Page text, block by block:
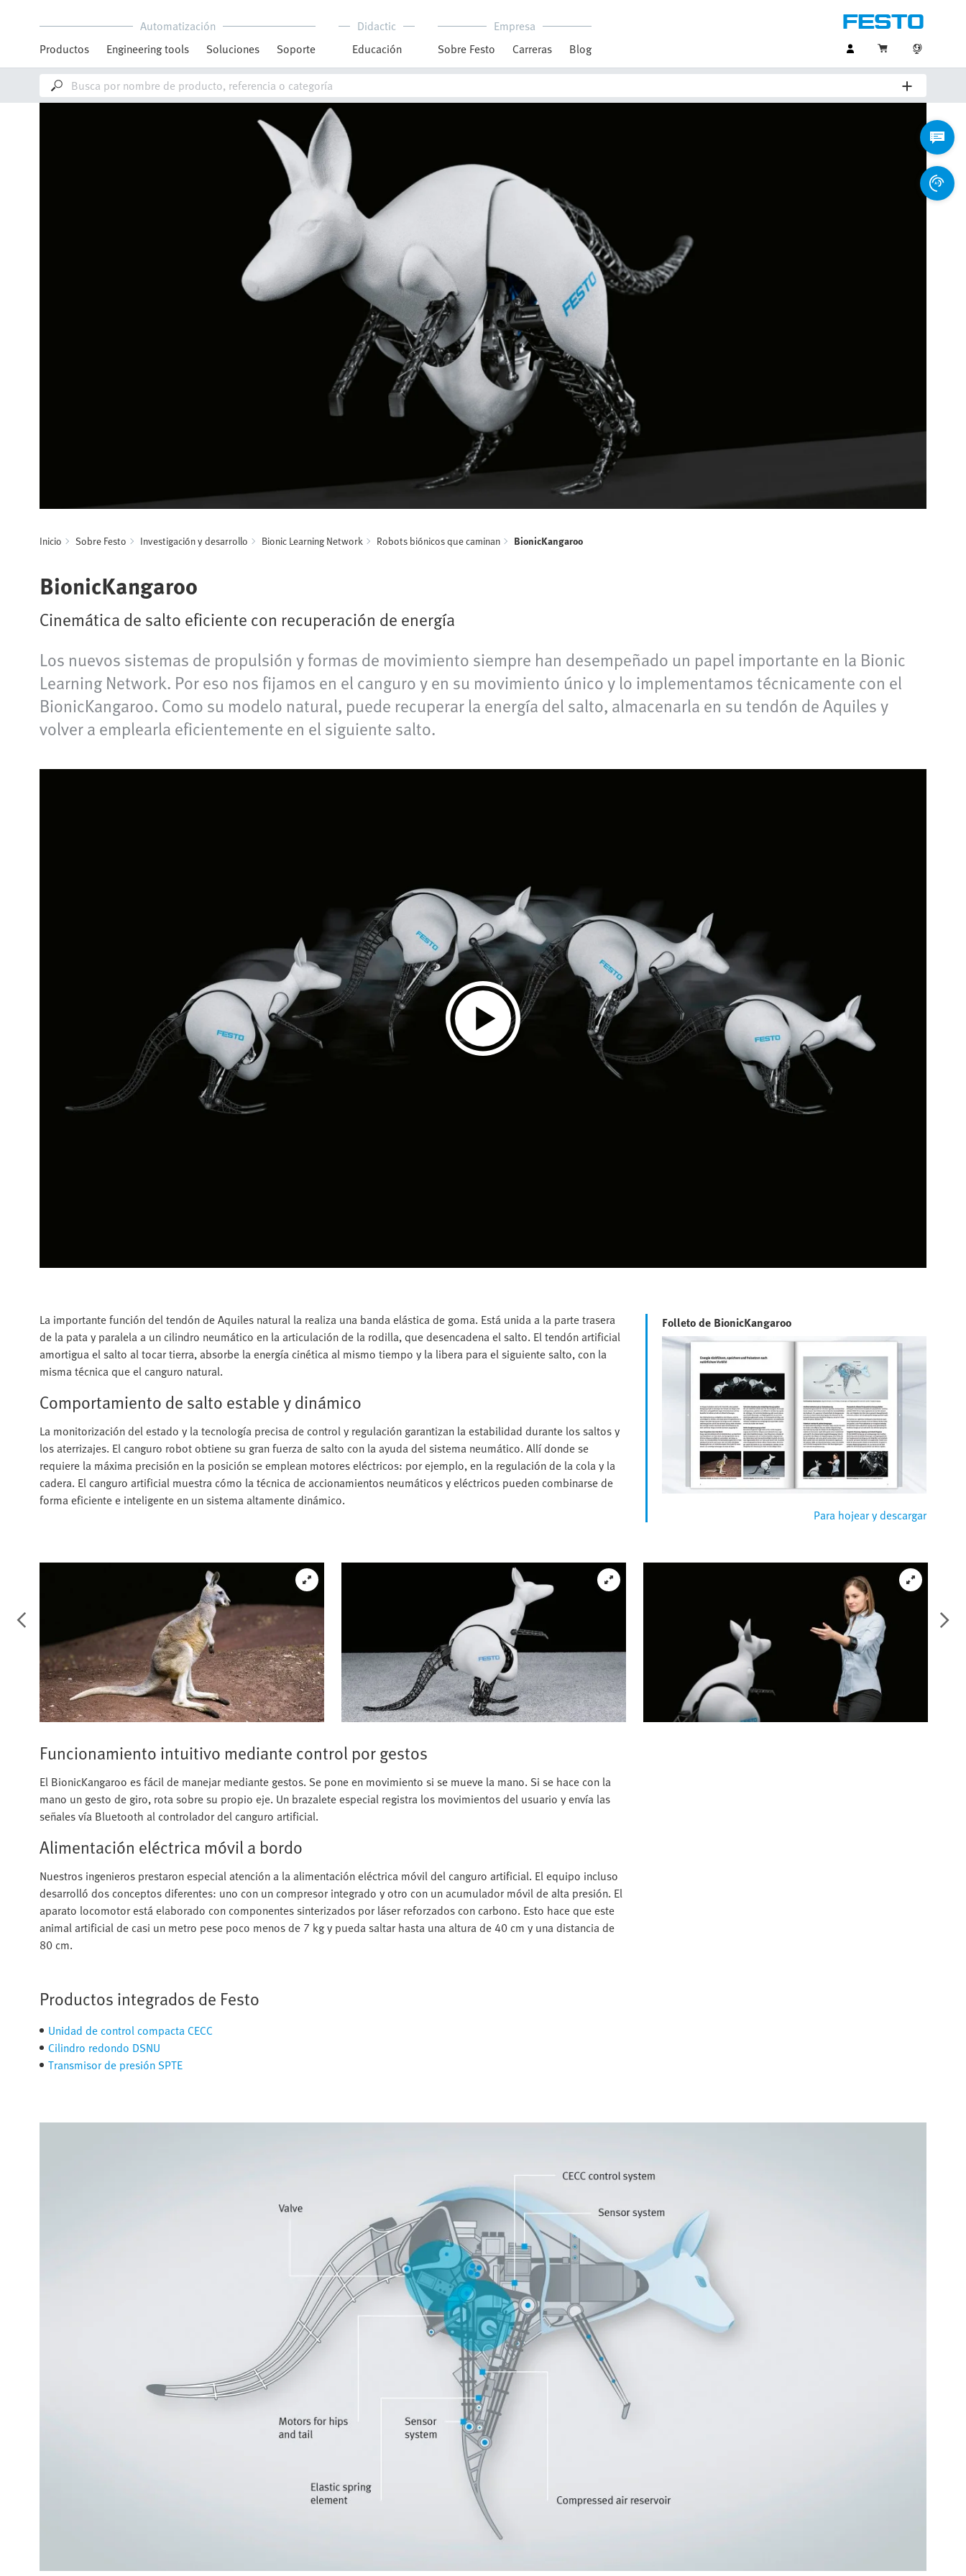
Automatización
Productos
Engineering tools Soluciones Soporte
Didactic
Educación
Empresa
Sobre Festo
Carreras Blog
Inicio Sobre Festo Investigación y desarrollo Bionic Learning Network Robots biónicos que caminan BionicKangaroo
BionicKangaroo
Cinemática de salto eficiente con recuperación de energía
Los nuevos sistemas de propulsión y formas de movimiento siempre han desempeñado un papel importante en la Bionic
Learning Network. Por eso nos fijamos en el canguro y en su movimiento único y lo implementamos técnicamente con el
BionicKangaroo. Como su modelo natural, puede recuperar la energía del salto, almacenarla en su tendón de Aquiles y
volver a emplearla eficientemente en el siguiente salto.
La importante función del tendón de Aquiles natural la realiza una banda elástica de goma. Está unida a la parte trasera
de la pata y paralela a un cilindro neumático en la articulación de la rodilla, que desencadena el salto. El tendón artificial
amortigua el salto al tocar tierra, absorbe la energía cinética al mismo tiempo y la libera para el siguiente salto, con la
misma técnica que el canguro natural.
Comportamiento de salto estable y dinámico
La monitorización del estado y la tecnología precisa de control y regulación garantizan la estabilidad durante los saltos y
los aterrizajes. El canguro robot obtiene su gran fuerza de salto con la ayuda del sistema neumático. Allí donde se
requiere la máxima precisión en la posición se emplean motores eléctricos: por ejemplo, en la regulación de la cola y la
cadera. El canguro artificial muestra cómo la técnica de accionamientos neumáticos y eléctricos pueden combinarse de
forma eficiente e inteligente en un sistema altamente dinámico.
Folleto de BionicKangaroo
Para hojear y descargar
Funcionamiento intuitivo mediante control por gestos
El BionicKangaroo es fácil de manejar mediante gestos. Se pone en movimiento si se mueve la mano. Si se hace con la
mano un gesto de giro, rota sobre su propio eje. Un brazalete especial registra los movimientos del usuario y envía las
señales vía Bluetooth al controlador del canguro artificial.
Alimentación eléctrica móvil a bordo
Nuestros ingenieros prestaron especial atención a la alimentación eléctrica móvil del canguro artificial. El equipo incluso
desarrolló dos conceptos diferentes: uno con un compresor integrado y otro con un acumulador móvil de alta presión. El
aparato locomotor está elaborado con componentes sinterizados por láser reforzados con carbono. Esto hace que este
animal artificial de casi un metro pese poco menos de 7 kg y pueda saltar hasta una altura de 40 cm y una distancia de
80 cm.
Productos integrados de Festo
Unidad de control compacta CECC
Cilindro redondo DSNU
Transmisor de presión SPTE